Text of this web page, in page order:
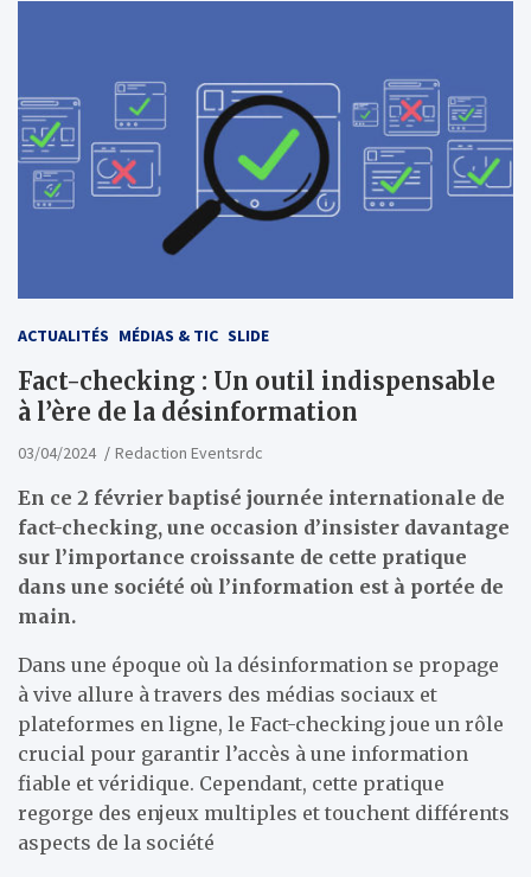
ACTUALITÉS MÉDIAS & TIC SLIDE
Fact-checking : Un outil indispensable
à l’ère de la désinformation
03/04/2024 Redaction Eventsrdc
En ce 2 février baptisé journée internationale de
fact-checking, une occasion d’insister davantage
sur l’importance croissante de cette pratique
dans une société où l’information est à portée de
main.
Dans une époque où la désinformation se propage
à vive allure à travers des médias sociaux et
plateformes en ligne, le Fact-checking joue un rôle
crucial pour garantir l’accès à une information
fiable et véridique. Cependant, cette pratique
regorge des enjeux multiples et touchent différents
aspects de la société